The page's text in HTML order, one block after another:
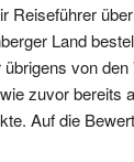
Reiseführer
Land
von den
zuvor bereits
Auf die